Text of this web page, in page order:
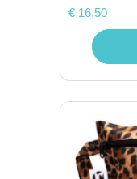
€ 16,50